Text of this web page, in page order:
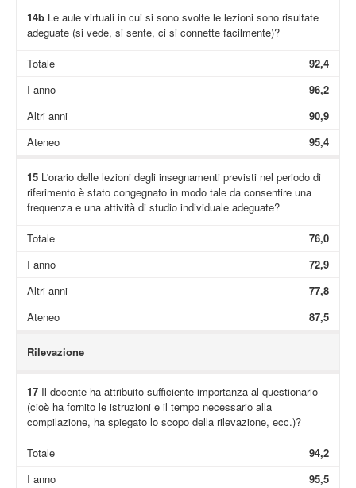
14bLe aule virtuali in cui si sono svolte le lezioni sono risultate
adeguate (si vede, si sente, ci si connette facilmente)?
Totale
92,4
I anno
96,2
Altri anni
90,9
Ateneo
95,4
15L'orario delle lezioni degli insegnamenti previsti nel periodo di
riferimento è stato congegnato in modo tale da consentire una
frequenza e una attività di studio individuale adeguate?
Totale
76,0
I anno
72,9
Altri anni
77,8
Ateneo
87,5
Rilevazione
17Il docente ha attribuito sufficiente importanza al questionario
(cioè ha fornito le istruzioni e il tempo necessario alla
compilazione, ha spiegato lo scopo della rilevazione, ecc.)?
Totale
94,2
I anno
95,5